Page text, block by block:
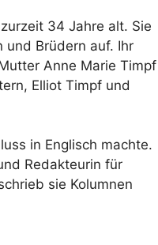
34 Jahre alt. Sie
und Brüdern auf. Ihr
Anne Marie Timpf
Elliot Timpf und
in Englisch machte.
Redakteurin für
sie Kolumnen